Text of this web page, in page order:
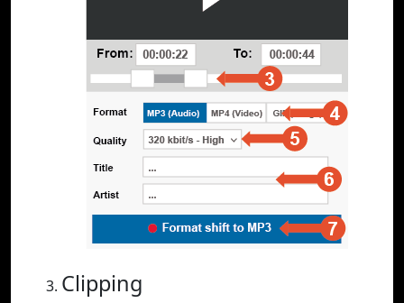
Clipping